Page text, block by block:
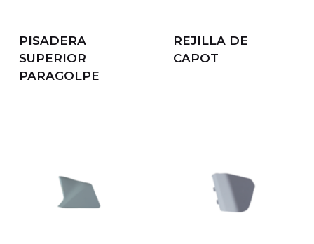
PISADERA
SUPERIOR
PARAGOLPE
REJILLA DE
CAPOT